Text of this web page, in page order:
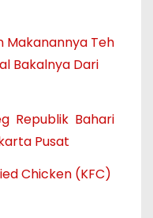
Makanannya Teh
Bakalnya Dari
Republik Bahari
Pusat
Chicken (KFC)